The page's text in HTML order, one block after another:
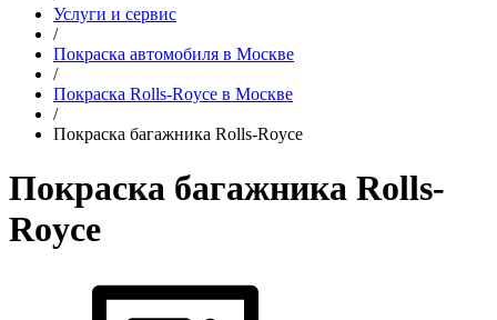
Услуги и сервис
/
Покраска автомобиля в Москве
/
Покраска Rolls-Royce в Москве
/
Покраска багажника Rolls-Royce
Покраска багажника Rolls-
Royce